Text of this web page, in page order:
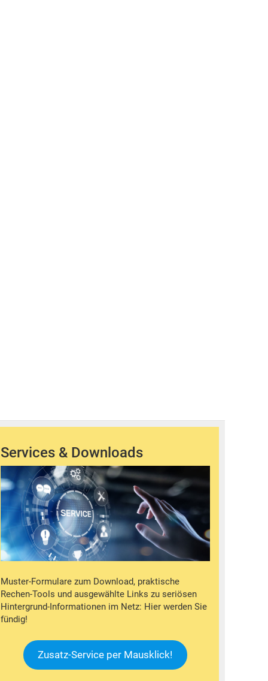
Services & Downloads
Muster-Formulare zum Download, praktische
Rechen-Tools und ausgewählte Links zu seriösen
Hintergrund-Informationen im Netz: Hier werden Sie
fündig!
Zusatz-Service per Mausklick!